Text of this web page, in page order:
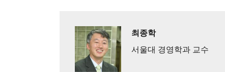
최종학
서울대 경영학과 교수